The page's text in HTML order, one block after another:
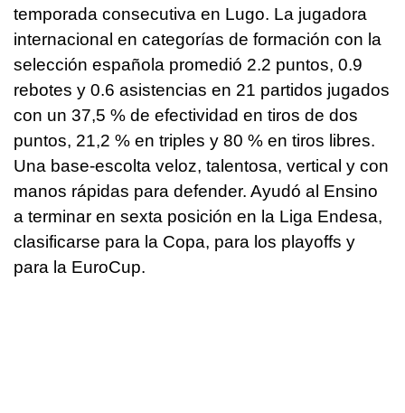
temporada consecutiva en Lugo. La jugadora
internacional en categorías de formación con la
selección española promedió 2.2 puntos, 0.9
rebotes y 0.6 asistencias en 21 partidos jugados
con un 37,5 % de efectividad en tiros de dos
puntos, 21,2 % en triples y 80 % en tiros libres.
Una base-escolta veloz, talentosa, vertical y con
manos rápidas para defender. Ayudó al Ensino
a terminar en sexta posición en la Liga Endesa,
clasificarse para la Copa, para los playoffs y
para la EuroCup.